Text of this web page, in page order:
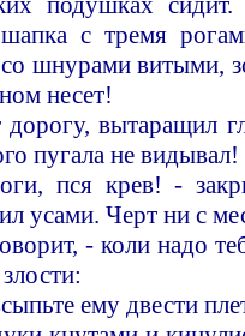
с тремя
со шнурами витыми,
несет!
дорогу, вытаращил
пугала не видывал!
пся крев! -
усами. Черт ни с
- коли надо
ему двести